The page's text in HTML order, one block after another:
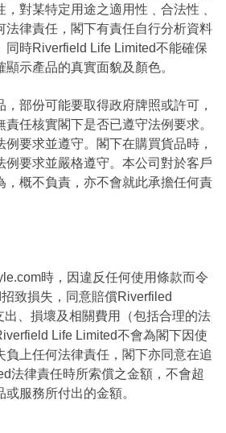
對某特定用途之適用性﹑合法性﹑
法律責任，閣下有責任自行分析資料
同時Riverfield Life Limited不能確保
示產品的真實面貌及顏色。
部份可能要取得政府牌照或許可，
任核實閣下是否已遵守法例要求。
要求並遵守。閣下在購買貨品時，
例要求並嚴格遵守。本公司對於客戶
，概不負責，亦不會就此承擔任何責
時，因違反任何使用條款而令
致損失，同意賠償Riverfiled
出、損壞及相關費用（包括合理的法
Life Limited不會為閣下因使
負上任何法律責任，閣下亦同意在追
法律責任時所索償之金額，不會超
服務所付出的金額。